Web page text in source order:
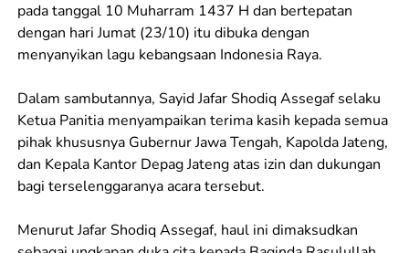
pada tanggal 10 Muharram 1437 H dan bertepatan
dengan hari Jumat (23/10) itu dibuka dengan
menyanyikan lagu kebangsaan Indonesia Raya.
Dalam sambutannya, Sayid Jafar Shodiq Assegaf selaku
Ketua Panitia menyampaikan terima kasih kepada semua
pihak khususnya Gubernur Jawa Tengah, Kapolda Jateng,
dan Kepala Kantor Depag Jateng atas izin dan dukungan
bagi terselenggaranya acara tersebut.
Menurut Jafar Shodiq Assegaf, haul ini dimaksudkan